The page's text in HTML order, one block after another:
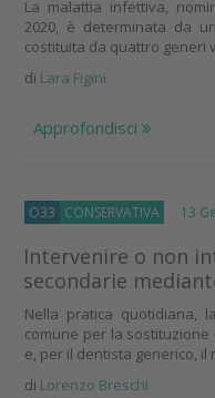
La malattia infettiva,
2020, è determinata da
costituita da quattro generi
di Lara Figini
Approfondisci
O33 CONSERVATIVA 13
Intervenire o non
secondarie
Nella pratica quotidiana,
comune per la
e, per il dentista generico, il
di Lorenzo Breschi